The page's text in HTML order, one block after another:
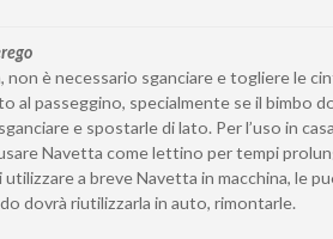
non è necessario sganciare e togliere le
al passeggino, specialmente se il bimbo
e spostarle di lato. Per l’uso in
Navetta come lettino per tempi
a breve Navetta in macchina, le
dovrà riutilizzarla in auto, rimontarle.